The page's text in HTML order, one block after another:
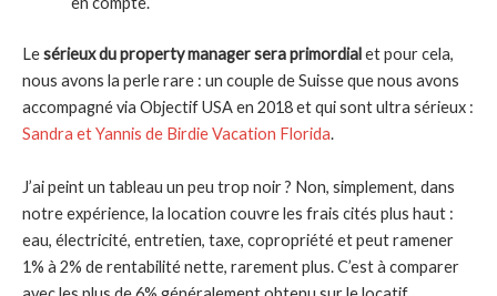
Lesérieux du property manager sera primordialet pour cela,
nous avons la perle rare : un couple de Suisse que nous avons
accompagné via Objectif USA en 2018 et qui sont ultra sérieux :
Sandra et Yannis de Birdie Vacation Florida.
J’ai peint un tableau un peu trop noir ? Non, simplement, dans
notre expérience, la location couvre les frais cités plus haut :
eau, électricité, entretien, taxe, copropriété et peut ramener
1% à 2% de rentabilité nette, rarement plus. C’est à comparer